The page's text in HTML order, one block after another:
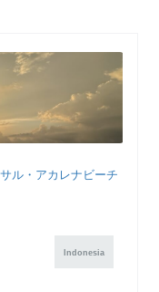
ル・アカレナビーチ
Indonesia